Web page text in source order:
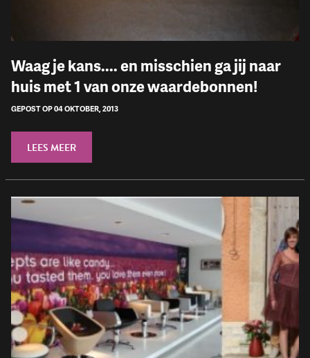
Waag je kans.... en misschien ga jij naar
huis met 1 van onze waardebonnen!
GEPOST OP 04 OKTOBER, 2013
LEES MEER